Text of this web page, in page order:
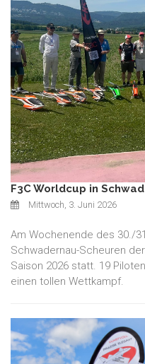
F3C Worldcup in
Mittwoch, 3. Juni 2026
Am Wochenende des 30./
Schwadernau-Scheuren
Saison 2026 statt. 19
einen tollen Wettkampf.